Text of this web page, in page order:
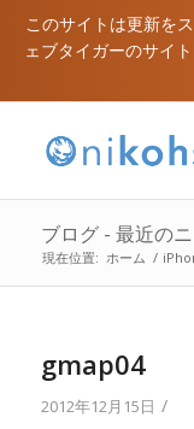
このサイトは更新を
ェブタイガーのサイト
ブログ - 最近の
現在位置: ホーム /
gmap04
2012年12月15日 /